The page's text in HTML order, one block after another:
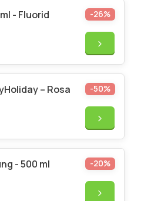
- Fluorid -26%
– Rosa
-50%
- 500 ml -20%